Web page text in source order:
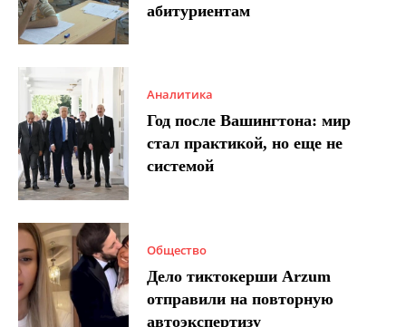
абитуриентам
Аналитика
Год после Вашингтона: мир
стал практикой, но еще не
системой
Общество
Дело тиктокерши Arzum
отправили на повторную
автоэкспертизу